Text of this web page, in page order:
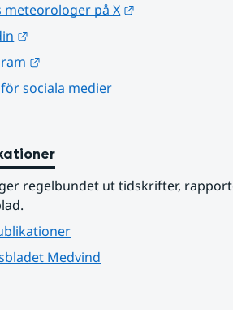
meteorologer på X
sociala medier
regelbundet ut tidskrifter,
Medvind